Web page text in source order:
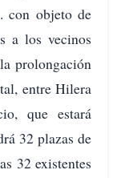
con objeto de
a los vecinos
prolongación
entre Hilera
que estará
32 plazas de
32 existentes